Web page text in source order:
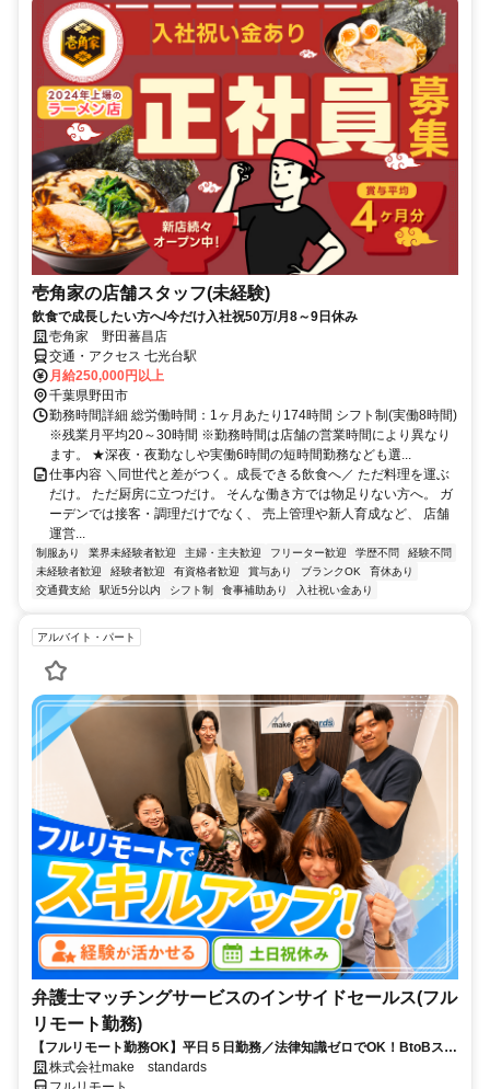
壱角家の店舗スタッフ(未経験)
飲食で成長したい方へ/今だけ入社祝50万/月8～9日休み
壱角家 野田蕃昌店
交通・アクセス 七光台駅
月給250,000円以上
千葉県野田市
勤務時間詳細 総労働時間：1ヶ月あたり174時間 シフト制(実働8時間)
※残業月平均20～30時間 ※勤務時間は店舗の営業時間により異なり
ます。 ★深夜・夜勤なしや実働6時間の短時間勤務なども選...
仕事内容 ＼同世代と差がつく。成長できる飲食へ／ ただ料理を運ぶ
だけ。 ただ厨房に立つだけ。 そんな働き方では物足りない方へ。 ガ
ーデンでは接客・調理だけでなく、 売上管理や新人育成など、 店舗
運営...
制服あり 業界未経験者歓迎 主婦・主夫歓迎 フリーター歓迎 学歴不問
経験不問
未経験者歓迎
経験者歓迎 有資格者歓迎 賞与あり ブランクOK
育休あり
交通費支給
駅近5分以内 シフト制 食事補助あり 入社祝い金あり
アルバイト・パート
弁護士マッチングサービスのインサイドセールス(フル
リモート勤務)
【フルリモート勤務OK】平日５日勤務／法律知識ゼロでOK！BtoBスキ
ルが身につく営業職
株式会社make standards